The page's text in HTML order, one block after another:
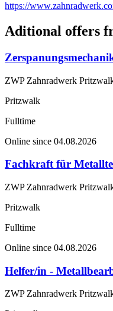
https://
Aditional offers
ZWP Zahnradwerk
Pritzwalk
Fulltime
Online since 04.08.2026
Fachkraft für
ZWP Zahnradwerk
Pritzwalk
Fulltime
Online since 04.08.2026
Helfer/in -
ZWP Zahnradwerk